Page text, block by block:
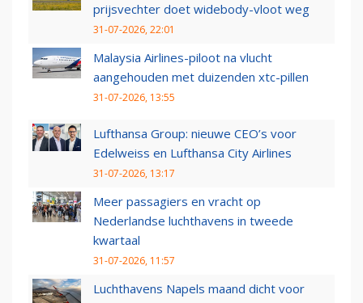
prijsvechter doet widebody-vloot weg
31-07-2026, 22:01
Malaysia Airlines-piloot na vlucht
aangehouden met duizenden xtc-pillen
31-07-2026, 13:55
Lufthansa Group: nieuwe CEO’s voor
Edelweiss en Lufthansa City Airlines
31-07-2026, 13:17
Meer passagiers en vracht op
Nederlandse luchthavens in tweede
kwartaal
31-07-2026, 11:57
Luchthavens Napels maand dicht voor